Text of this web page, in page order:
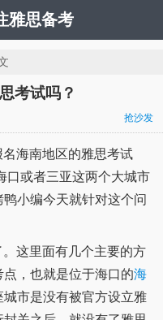
雅思备考
考试吗？
抢沙发
海南地区的雅思考试
口或者三亚这两个大城市
小编今天就针对这个问
这里面有几个主要的方
，也就是位于海口的海
城市是没有被官方设立雅